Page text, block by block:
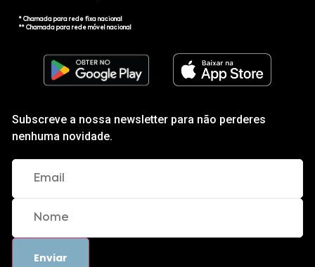
* Chamada para rede fixa nacional
** Chamada para rede móvel nacional
Subscreve a nossa newsletter para não perderes
nenhuma novidade.